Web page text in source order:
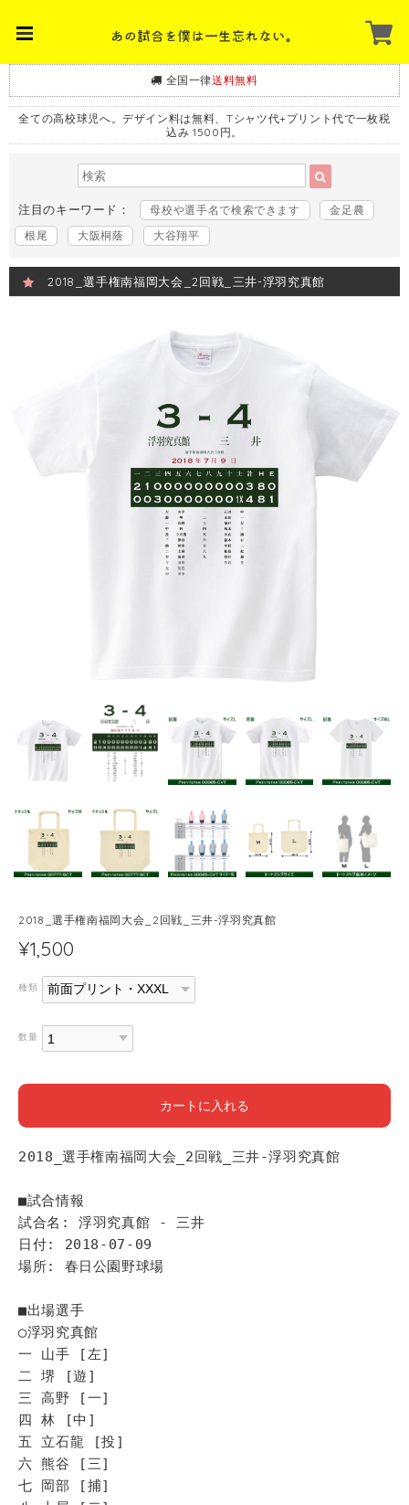
全国一律送料無料
全ての高校球児へ。デザイン料は無料、Tシャツ代+プリント代で一枚税
込み 1500円。
注目のキーワード： 母校や選手名で検索できます
金足農
根尾
大阪桐蔭 大谷翔平
2018_選手権南福岡大会_2回戦_三井-浮羽究真館
2018_選手権南福岡大会_2回戦_三井-浮羽究真館
¥1,500
種類
数量
カートに入れる
2018_選手権南福岡大会_2回戦_三井-浮羽究真館
■試合情報
試合名: 浮羽究真館 - 三井
日付: 2018-07-09
場所: 春日公園野球場
■出場選手
◯浮羽究真館
一 山手 [左]
二 堺 [遊]
三 高野 [一]
四 林 [中]
五 立石龍 [投]
六 熊谷 [三]
七 岡部 [捕]